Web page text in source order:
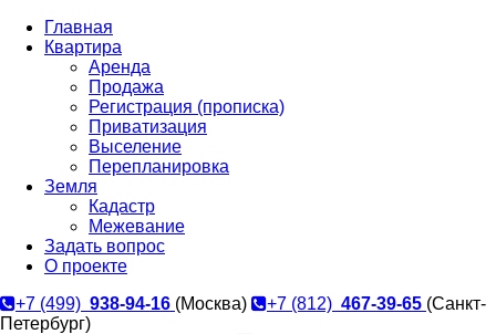
Главная
Квартира
Аренда
Продажа
Регистрация (прописка)
Приватизация
Выселение
Перепланировка
Земля
Кадастр
Межевание
Задать вопрос
О проекте
+7 (499) 938-94-16 (Москва) +7 (812) 467-39-65 (Санкт-
Петербург)